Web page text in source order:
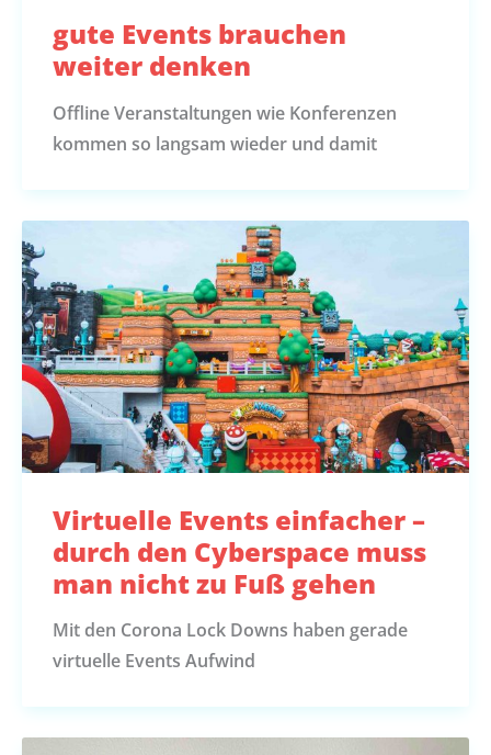
gute Events brauchen
weiter denken
Offline Veranstaltungen wie Konferenzen
kommen so langsam wieder und damit
Virtuelle Events einfacher –
durch den Cyberspace muss
man nicht zu Fuß gehen
Mit den Corona Lock Downs haben gerade
virtuelle Events Aufwind